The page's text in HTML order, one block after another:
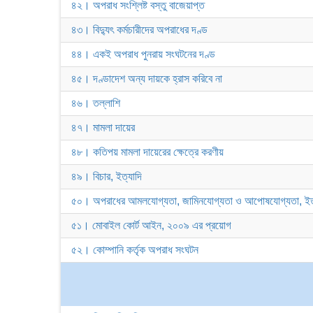
৪২। অপরাধ সংশ্লিষ্ট বস্তু বাজেয়াপ্ত
৪৩। বিদ্যুৎ কর্মচারীদের অপরাধের দণ্ড
৪৪। একই অপরাধ পুনরায় সংঘটনের দণ্ড
৪৫। দণ্ডাদেশ অন্য দায়কে হ্রাস করিবে না
৪৬। তল্লাশি
৪৭। মামলা দায়ের
৪৮। কতিপয় মামলা দায়েরের ক্ষেত্রে করণীয়
৪৯। বিচার, ইত্যাদি
৫০। অপরাধের আমলযোগ্যতা, জামিনযোগ্যতা ও আপোষযোগ্যতা,
৫১। মোবাইল কোর্ট আইন, ২০০৯ এর প্রয়োগ
৫২। কোম্পানি কর্তৃক অপরাধ সংঘটন